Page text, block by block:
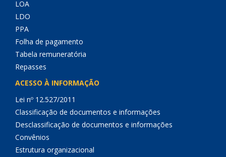
LOA
LDO
PPA
Folha de pagamento
Tabela remuneratória
Repasses
ACESSO À INFORMAÇÃO
Lei nº 12.527/2011
Classificação de documentos e informações
Desclassificação de documentos e informações
Convênios
Estrutura organizacional